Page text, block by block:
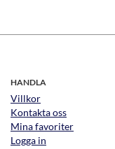
HANDLA
Villkor
Kontakta oss
Mina favoriter
Logga in